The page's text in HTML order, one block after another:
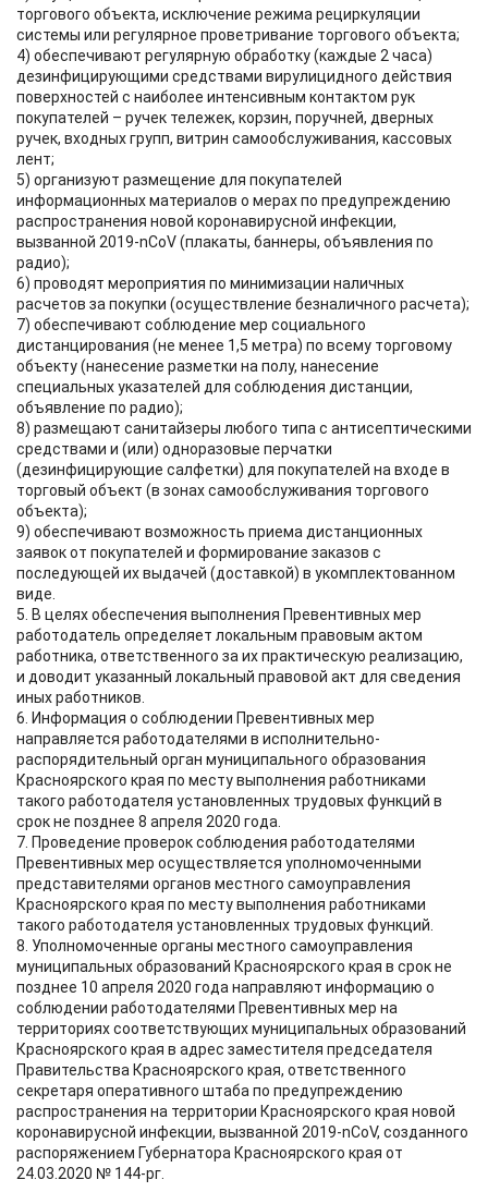
торгового объекта, исключение режима рециркуляции
системы или регулярное проветривание торгового объекта;
4) обеспечивают регулярную обработку (каждые 2 часа)
дезинфицирующими средствами вирулицидного действия
поверхностей с наиболее интенсивным контактом рук
покупателей – ручек тележек, корзин, поручней, дверных
ручек, входных групп, витрин самообслуживания, кассовых
лент;
5) организуют размещение для покупателей
информационных материалов о мерах по предупреждению
распространения новой коронавирусной инфекции,
вызванной 2019-nCoV (плакаты, баннеры, объявления по
радио);
6) проводят мероприятия по минимизации наличных
расчетов за покупки (осуществление безналичного расчета);
7) обеспечивают соблюдение мер социального
дистанцирования (не менее 1,5 метра) по всему торговому
объекту (нанесение разметки на полу, нанесение
специальных указателей для соблюдения дистанции,
объявление по радио);
8) размещают санитайзеры любого типа с антисептическими
средствами и (или) одноразовые перчатки
(дезинфицирующие салфетки) для покупателей на входе в
торговый объект (в зонах самообслуживания торгового
объекта);
9) обеспечивают возможность приема дистанционных
заявок от покупателей и формирование заказов с
последующей их выдачей (доставкой) в укомплектованном
виде.
5. В целях обеспечения выполнения Превентивных мер
работодатель определяет локальным правовым актом
работника, ответственного за их практическую реализацию,
и доводит указанный локальный правовой акт для сведения
иных работников.
6. Информация о соблюдении Превентивных мер
направляется работодателями в исполнительно-
распорядительный орган муниципального образования
Красноярского края по месту выполнения работниками
такого работодателя установленных трудовых функций в
срок не позднее 8 апреля 2020 года.
7. Проведение проверок соблюдения работодателями
Превентивных мер осуществляется уполномоченными
представителями органов местного самоуправления
Красноярского края по месту выполнения работниками
такого работодателя установленных трудовых функций.
8. Уполномоченные органы местного самоуправления
муниципальных образований Красноярского края в срок не
позднее 10 апреля 2020 года направляют информацию о
соблюдении работодателями Превентивных мер на
территориях соответствующих муниципальных образований
Красноярского края в адрес заместителя председателя
Правительства Красноярского края, ответственного
секретаря оперативного штаба по предупреждению
распространения на территории Красноярского края новой
коронавирусной инфекции, вызванной 2019-nCoV, созданного
распоряжением Губернатора Красноярского края от
24.03.2020 № 144-рг.